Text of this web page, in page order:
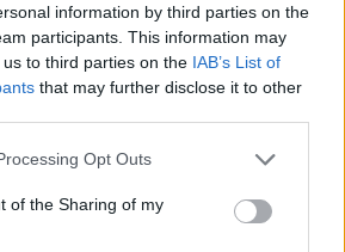
information by third parties on the
participants. This information may
to third parties on the IAB’s List of
that may further disclose it to other
Opt Outs
of the Sharing of my